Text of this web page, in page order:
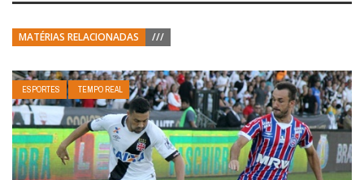
MATÉRIAS RELACIONADAS ///
ESPORTES TEMPO REAL